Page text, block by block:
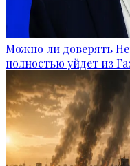
Можно ли доверять
полностью уйдет из